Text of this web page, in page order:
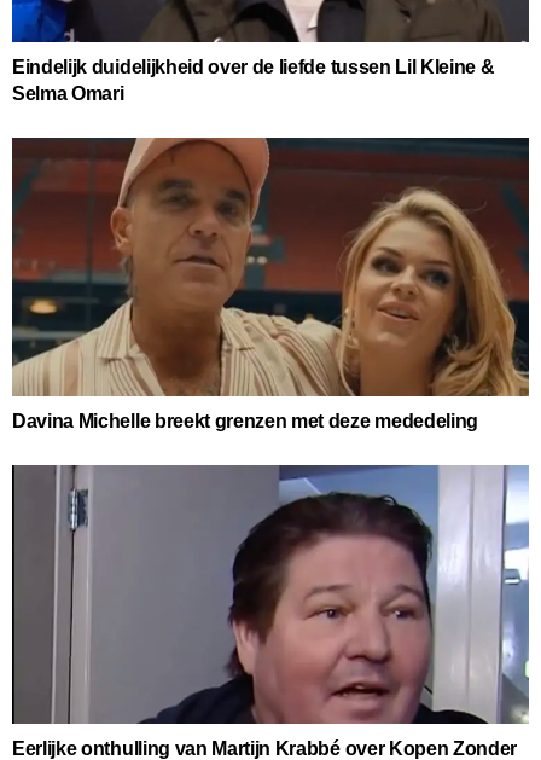
Eindelijk duidelijkheid over de liefde tussen Lil Kleine &
Selma Omari
Davina Michelle breekt grenzen met deze mededeling
Eerlijke onthulling van Martijn Krabbé over Kopen Zonder